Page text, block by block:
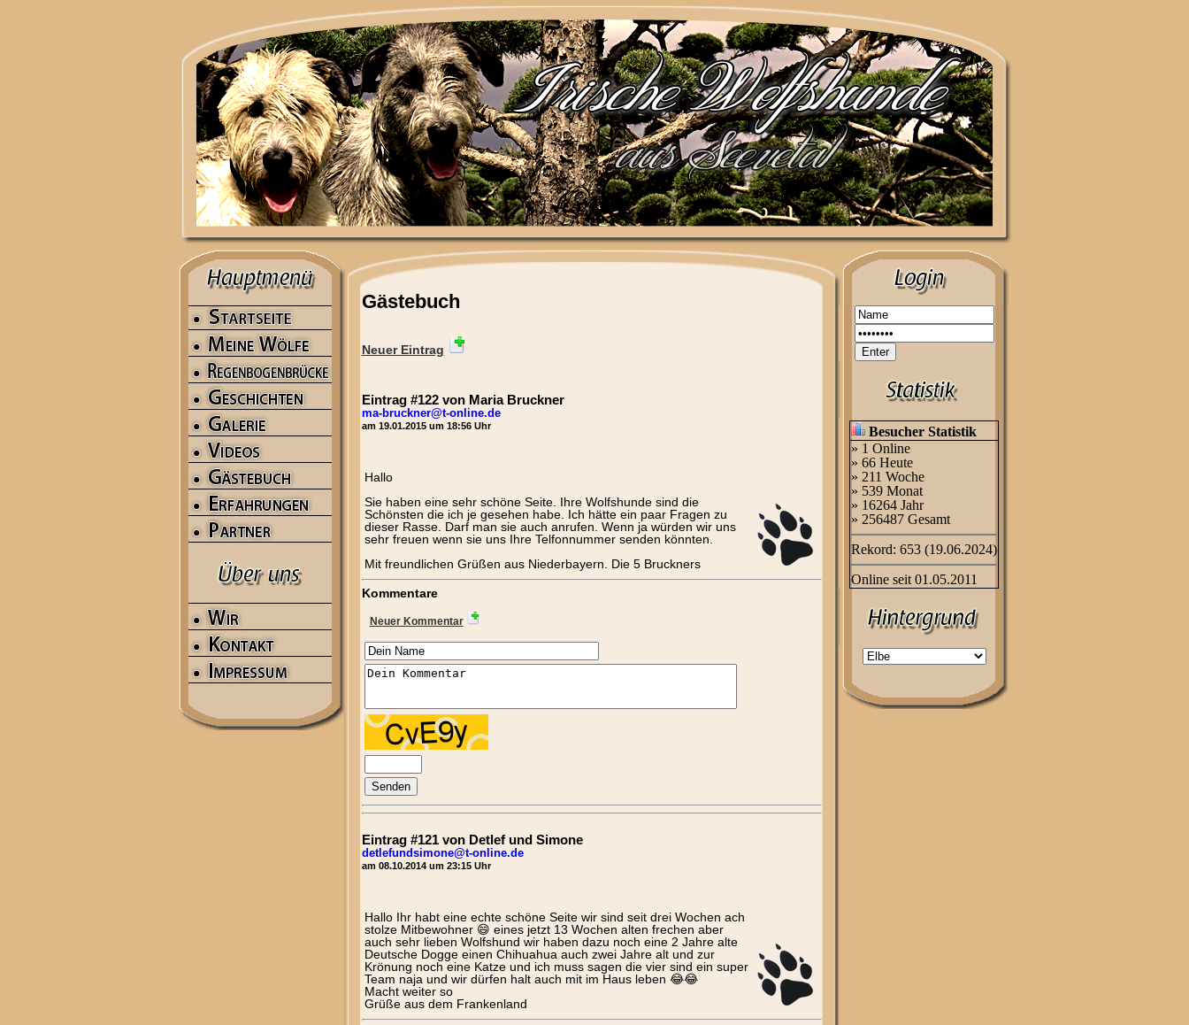
Gästebuch
Neuer Eintrag
Eintrag #122 von Maria Bruckner
ma-bruckner@t-online.de
am 19.01.2015 um 18:56 Uhr
Hallo
Sie haben eine sehr schöne Seite. Ihre Wolfshunde sind die
Schönsten die ich je gesehen habe. Ich hätte ein paar Fragen zu
dieser Rasse. Darf man sie auch anrufen. Wenn ja würden wir uns
sehr freuen wenn sie uns Ihre Telfonnummer senden könnten.
Mit freundlichen Grüßen aus Niederbayern. Die 5 Bruckners
Kommentare
Neuer Kommentar
Eintrag #121 von Detlef und Simone
detlefundsimone@t-online.de
am 08.10.2014 um 23:15 Uhr
Hallo Ihr habt eine echte schöne Seite wir sind seit drei Wochen ach
stolze Mitbewohner 😄 eines jetzt 13 Wochen alten frechen aber
auch sehr lieben Wolfshund wir haben dazu noch eine 2 Jahre alte
Deutsche Dogge einen Chihuahua auch zwei Jahre alt und zur
Krönung noch eine Katze und ich muss sagen die vier sind ein super
Team naja und wir dürfen halt auch mit im Haus leben 😂😂
Macht weiter so
Grüße aus dem Frankenland
Besucher Statistik
» 1 Online
» 66 Heute
» 211 Woche
» 539 Monat
» 16264 Jahr
» 256487 Gesamt
Rekord: 653 (19.06.2024)
Online seit 01.05.2011